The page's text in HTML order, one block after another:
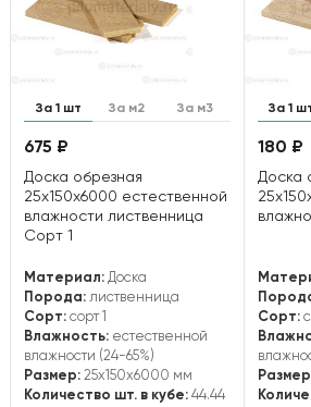
За 1 шт За м2 За м3
675 ₽
Доска обрезная
25х150х6000 естественной
влажности лиственница
Сорт 1
Материал: Доска
Порода: лиственница
Сорт: сорт 1
Влажность: естественной
влажности (24-65%)
Размер: 25x150x6000 мм
Количество шт. в кубе: 44.44
За 1
180 ₽
Доска
Сорт: